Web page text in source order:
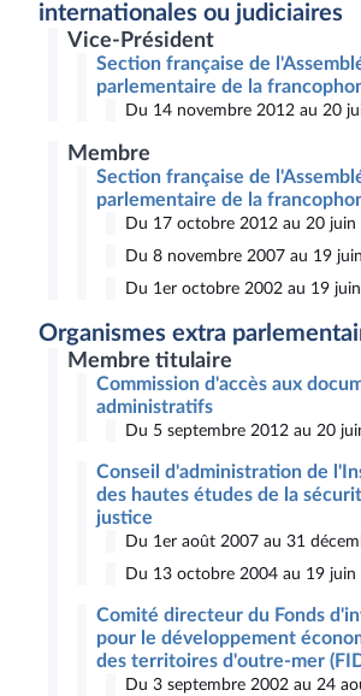
internationales ou judiciaires
Vice-Président
Section française de
parlementaire de la
Du 14 novembre 2012 au 20
Membre
Section française de
parlementaire de la
Du 17 octobre 2012 au 20 juin
Du 8 novembre 2007 au 19
Du 1er octobre 2002 au 19
Organismes extra
Membre titulaire
Commission d'accès aux
administratifs
Du 5 septembre 2012 au 20
Conseil d'administration de
des hautes études de la
justice
Du 1er août 2007 au 31
Du 13 octobre 2004 au 19 juin
Comité directeur du Fonds
pour le développement
des territoires d'outre-mer
Du 3 septembre 2002 au 24